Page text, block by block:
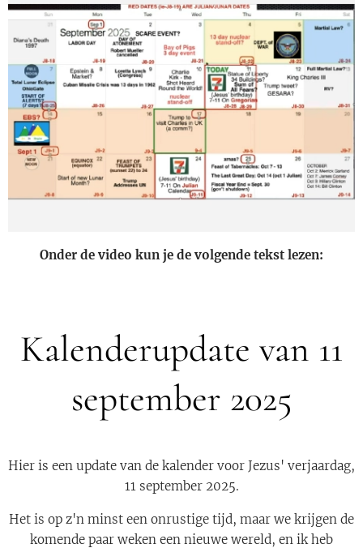
Onder de video kun je de volgende tekst lezen:
Kalenderupdate van 11
september 2025
Hier is een update van de kalender voor Jezus' verjaardag,
11 september 2025.
Het is op z'n minst een onrustige tijd, maar we krijgen de
komende paar weken een nieuwe wereld, en ik heb